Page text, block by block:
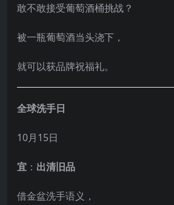
敢不敢接受葡萄酒桶挑战？
被一瓶葡萄酒当头浇下，
就可以获品牌祝福礼。
全球洗手日
10月15日
宜 ： 出清旧品
借金盆洗手语义，